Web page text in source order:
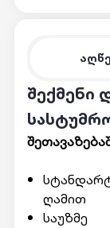
შექმენი
ღამით
საუზმე